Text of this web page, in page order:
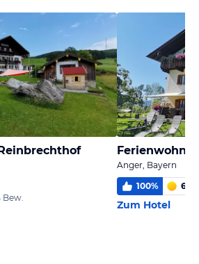
Bew.
Anger, Bayern
100% 6,0
Zum Hotel